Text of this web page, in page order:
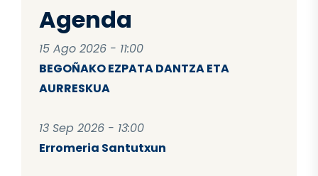
Agenda
15 Ago 2026 - 11:00
BEGOÑAKO EZPATA DANTZA ETA
AURRESKUA
13 Sep 2026 - 13:00
Erromeria Santutxun